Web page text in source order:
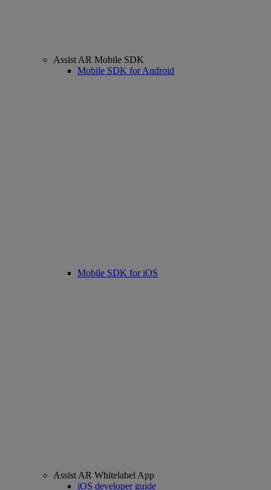
Assist AR Mobile SDK
Mobile SDK for Android
Mobile SDK for iOS
Assist AR Whitelabel App
iOS developer guide